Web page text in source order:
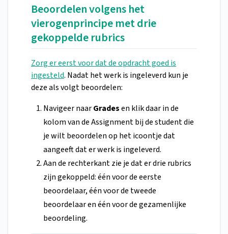
Beoordelen volgens het
vierogenprincipe met drie
gekoppelde rubrics
Zorg er eerst voor dat de opdracht goed is
ingesteld. Nadat het werk is ingeleverd kun je
deze als volgt beoordelen:
Navigeer naarGradesen klik daarin de
kolom van de Assignment bij de student die
je wilt beoordelen op het icoontje dat
aangeeft dat er werk is ingeleverd.
Aan de rechterkant zie je dat er drie rubrics
zijn gekoppeld: één voor de eerste
beoordelaar, één voor de tweede
beoordelaar en één voor de gezamenlijke
beoordeling.